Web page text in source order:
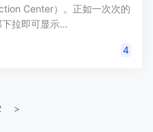
Center）。正如一次次的
拉即可显示…
4
>